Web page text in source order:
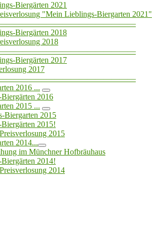
Biergärten 2021
"Mein Lieblings-Biergarten 2021"
Biergärten 2018
2018
Biergärten 2017
2017
2016 ...
2016
2015 ...
Biergarten 2015
2015!
2015
2014...
im Münchner Hofbräuhaus
2014!
2014